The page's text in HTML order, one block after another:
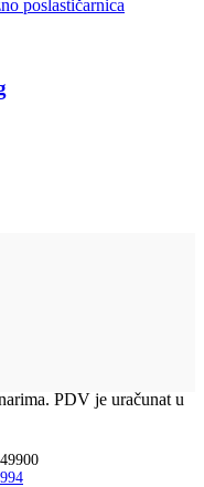
PDV je uračunat u